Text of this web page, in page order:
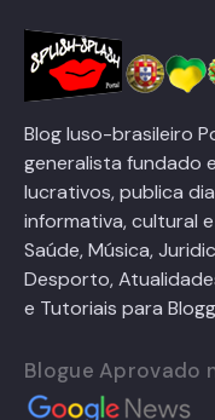
Blog luso-brasileiro
generalista fundado
lucrativos, publica
informativa, cultural
Saúde, Música,
Desporto,
e Tutoriais para
Blogue Aprovado